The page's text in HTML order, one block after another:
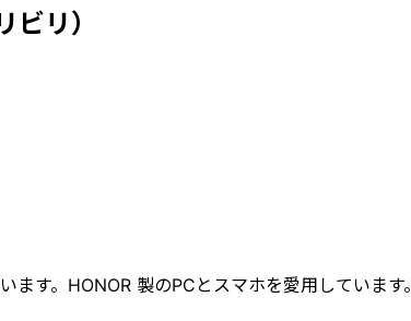
リ）
す。HONOR 製のPCとスマホを愛用しています。